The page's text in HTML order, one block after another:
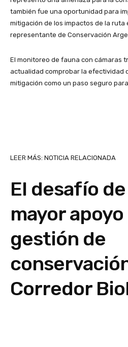
también fue una oportunidad para
mitigación de los impactos de la ruta
representante de Conservación
El monitoreo de fauna con cámaras
actualidad comprobar la efectividad
mitigación como un paso seguro
LEER MÁS: NOTICIA RELACIONADA
El desafío
mayor
gestión de
Corredor